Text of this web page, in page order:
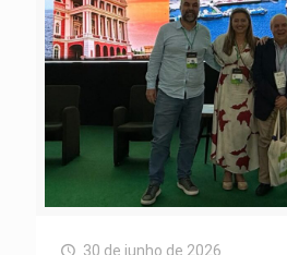
30 de junho de 2026